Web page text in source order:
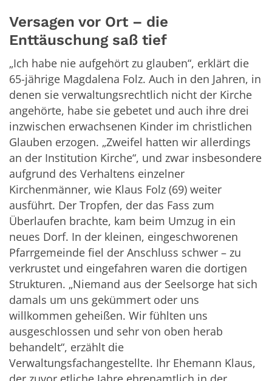
Versagen vor Ort – die
Enttäuschung saß tief
„Ich habe nie aufgehört zu glauben“, erklärt die
65-jährige Magdalena Folz. Auch in den Jahren, in
denen sie verwaltungsrechtlich nicht der Kirche
angehörte, habe sie gebetet und auch ihre drei
inzwischen erwachsenen Kinder im christlichen
Glauben erzogen. „Zweifel hatten wir allerdings
an der Institution Kirche“, und zwar insbesondere
aufgrund des Verhaltens einzelner
Kirchenmänner, wie Klaus Folz (69) weiter
ausführt. Der Tropfen, der das Fass zum
Überlaufen brachte, kam beim Umzug in ein
neues Dorf. In der kleinen, eingeschworenen
Pfarrgemeinde fiel der Anschluss schwer – zu
verkrustet und eingefahren waren die dortigen
Strukturen. „Niemand aus der Seelsorge hat sich
damals um uns gekümmert oder uns
willkommen geheißen. Wir fühlten uns
ausgeschlossen und sehr von oben herab
behandelt“, erzählt die
Verwaltungsfachangestellte. Ihr Ehemann Klaus,